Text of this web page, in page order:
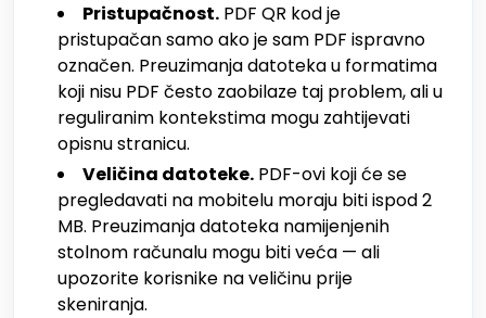
Pristupačnost. PDF QR kod je
pristupačan samo ako je sam PDF ispravno
označen. Preuzimanja datoteka u formatima
koji nisu PDF često zaobilaze taj problem, ali u
reguliranim kontekstima mogu zahtijevati
opisnu stranicu.
Veličina datoteke. PDF-ovi koji će se
pregledavati na mobitelu moraju biti ispod 2
MB. Preuzimanja datoteka namijenjenih
stolnom računalu mogu biti veća — ali
upozorite korisnike na veličinu prije
skeniranja.